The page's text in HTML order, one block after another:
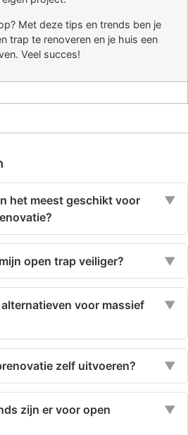
Met deze tips en trends ben je
trap te renoveren en je huis een
Veel succes!
het meest geschikt voor
▼
open trap veiliger? ▼
voor massief
▼
zelf uitvoeren? ▼
zijn er voor open
▼